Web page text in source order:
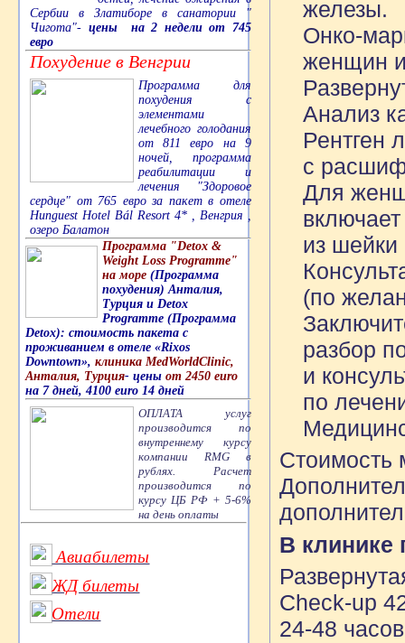
Сербии в Златиборе в санатории "
Чигота"- цены на 2 недели от 745
евро
Похудение в Венгрии
Программа для
похудения с
элементами
лечебного голодания
от 811 евро на 9
ночей, программа
реабилитации и
лечения "Здоровое
сердце" от 765 евро за пакет в отеле
Hunguest Hotel Bál Resort 4* , Венгрия ,
озеро Балатон
Программа "Detox &
Weight Loss Programme"
на море (Программа
похудения) Анталия,
Турция и Detox
Programme (Программа
Detox): стоимость пакета с
проживанием в отеле «Rixos
Downtown», клиника MedWorldClinic,
Анталия, Турция- цены от 2450 euro
на 7 дней, 4100 euro 14 дней
ОПЛАТА услуг
производится по
внутреннему курсу
компании RMG в
рублях. Расчет
производится по
курсу ЦБ РФ + 5-6%
на день оплаты
Авиабилеты
ЖД билеты
Отели
железы.
Онко-
женщин
Анализ
Рентген
с
Для
из шейки
(по
разбор
и
по
Стоимость
В клинике
Check-up
24-48